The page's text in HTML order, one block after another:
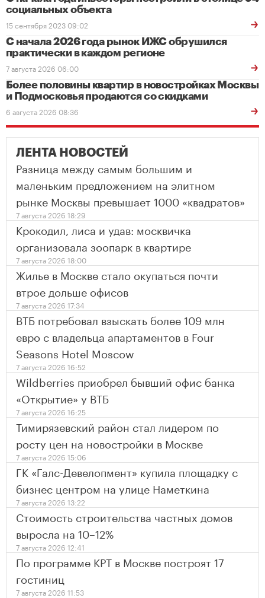
социальных объекта
15 сентября 2023 09:02
С начала 2026 года рынок ИЖС обрушился
практически в каждом регионе
7 августа 2026 06:00
Более половины квартир в новостройках Москвы
и Подмосковья продаются со скидками
6 августа 2026 08:36
ЛЕНТА НОВОСТЕЙ
Разница между самым большим и
маленьким предложением на элитном
рынке Москвы превышает 1000 «квадратов»
7 августа 2026 18:29
Крокодил, лиса и удав: москвичка
организовала зоопарк в квартире
7 августа 2026 18:00
Жилье в Москве стало окупаться почти
втрое дольше офисов
7 августа 2026 17:34
ВТБ потребовал взыскать более 109 млн
евро с владельца апартаментов в Four
Seasons Hotel Moscow
7 августа 2026 16:52
Wildberries приобрел бывший офис банка
«Открытие» у ВТБ
7 августа 2026 16:25
Тимирязевский район стал лидером по
росту цен на новостройки в Москве
7 августа 2026 15:06
ГК «Галс-Девелопмент» купила площадку с
бизнес центром на улице Наметкина
7 августа 2026 13:22
Стоимость строительства частных домов
выросла на 10–12%
7 августа 2026 12:41
По программе КРТ в Москве построят 17
гостиниц
7 августа 2026 11:53